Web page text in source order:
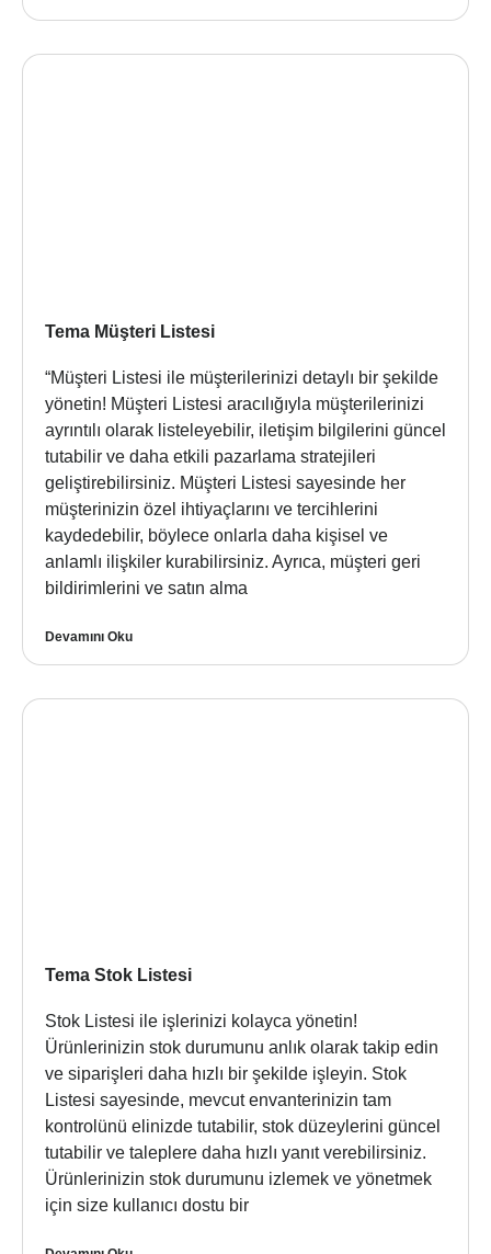
Tema Müşteri Listesi
“Müşteri Listesi ile müşterilerinizi detaylı bir şekilde
yönetin! Müşteri Listesi aracılığıyla müşterilerinizi
ayrıntılı olarak listeleyebilir, iletişim bilgilerini güncel
tutabilir ve daha etkili pazarlama stratejileri
geliştirebilirsiniz. Müşteri Listesi sayesinde her
müşterinizin özel ihtiyaçlarını ve tercihlerini
kaydedebilir, böylece onlarla daha kişisel ve
anlamlı ilişkiler kurabilirsiniz. Ayrıca, müşteri geri
bildirimlerini ve satın alma
Devamını Oku
Tema Stok Listesi
Stok Listesi ile işlerinizi kolayca yönetin!
Ürünlerinizin stok durumunu anlık olarak takip edin
ve siparişleri daha hızlı bir şekilde işleyin. Stok
Listesi sayesinde, mevcut envanterinizin tam
kontrolünü elinizde tutabilir, stok düzeylerini güncel
tutabilir ve taleplere daha hızlı yanıt verebilirsiniz.
Ürünlerinizin stok durumunu izlemek ve yönetmek
için size kullanıcı dostu bir